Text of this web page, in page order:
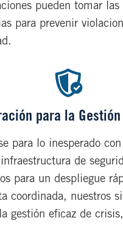
pueden tomar las
para prevenir
para la
para lo inesperado
de
para un despliegue
coordinada, nuestros
gestión eficaz de